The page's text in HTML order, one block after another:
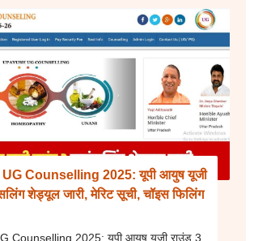
Counselling 2025: यूपी आयुष यूजी
शेड्यूल जारी, मेरिट सूची, चॉइस फिलिंग
Counselling 2025: यूपी आयुष यूजी राउंड 3